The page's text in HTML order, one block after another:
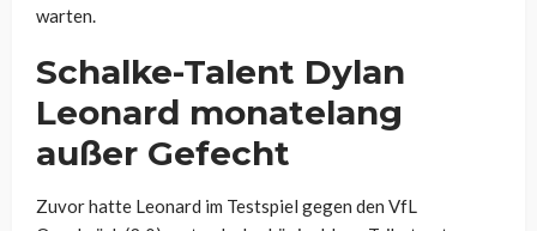
warten.
Schalke-Talent Dylan
Leonard monatelang
außer Gefecht
Zuvor hatte Leonard im Testspiel gegen den VfL